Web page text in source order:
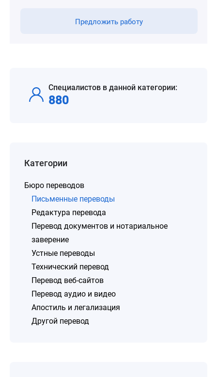
Предложить работу
Специалистов в данной категории:
880
Категории
Бюро переводов
Письменные переводы
Редактура перевода
Перевод документов и нотариальное
заверение
Устные переводы
Технический перевод
Перевод веб-сайтов
Перевод аудио и видео
Апостиль и легализация
Другой перевод